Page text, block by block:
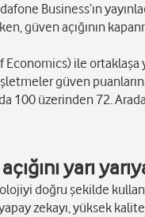
Business’ın
güven açığının
ile
güven
üzerinden 72. Arada
yarı
doğru şekilde
zekayı, yüksek